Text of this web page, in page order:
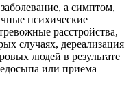
а симптом,
психические
расстройства,
случаях, дереализация
людей в результате
или приема